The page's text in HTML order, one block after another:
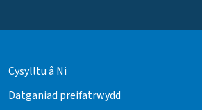
Cysylltu â Ni
Datganiad preifatrwydd